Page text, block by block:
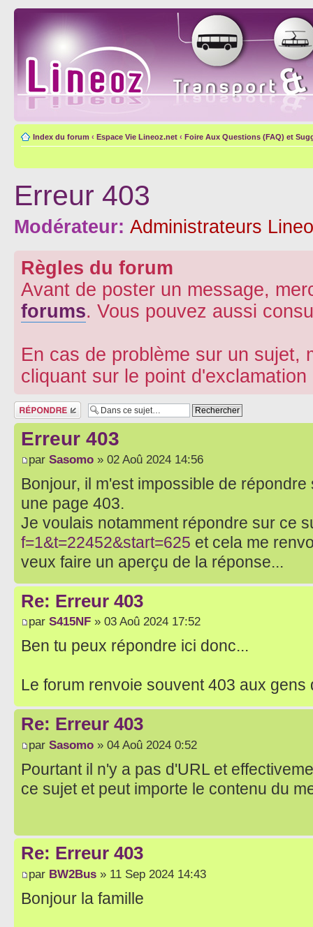
Index du forum ‹ Espace Vie Lineoz.net ‹ Foire Aux Questions (FAQ) et
Erreur 403
Modérateur: Administrateurs
Règles du forum
Avant de poster un message,
forums. Vous pouvez aussi
En cas de problème sur un sujet,
cliquant sur le point
Répondre
Erreur 403
par Sasomo » 02 Aoû 2024 14:56
Bonjour, il m'est impossible de
une page 403.
Je voulais notamment répondre sur ce
f=1&t=22452&start=625 et cela me
veux faire un aperçu de la réponse...
Re: Erreur 403
par S415NF » 03 Aoû 2024 17:52
Ben tu peux répondre ici donc...
Le forum renvoie souvent 403 aux
Re: Erreur 403
par Sasomo » 04 Aoû 2024 0:52
Pourtant il n'y a pas d'URL et
ce sujet et peut importe le contenu du
Re: Erreur 403
par BW2Bus » 11 Sep 2024 14:43
Bonjour la famille